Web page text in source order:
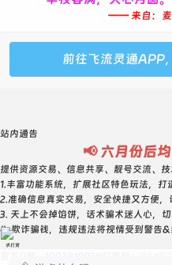
—— 来自：麦
前往飞流灵通APP
站内通告
📢 六月份后
提供资源交易、信息共享、靓号交流、
1.丰富功能系统，扩展社区特色玩法，打
2.准确信息真实交易，安全快捷又方便，
3. 天上不会掉馅饼，话术骗术迷人心，
4. 欺诈骗钱，违规违法将视情受到警告&
求打赏